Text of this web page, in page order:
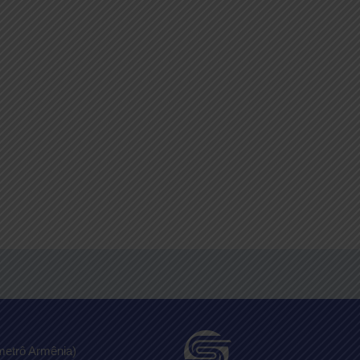
Armênia)